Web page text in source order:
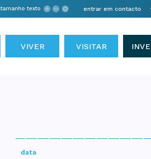
tamanho texto entrar em contacto
VIVER VISITAR
data